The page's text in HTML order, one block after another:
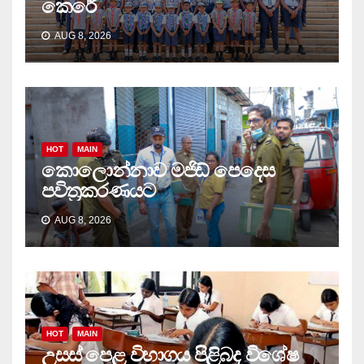
කෙරේ
AUG 8, 2026
HOT MAIN
කොලොන්නාව මජිඩ් පෙදෙස
පවිත්‍රකරණයට
AUG 8, 2026
HOT MAIN
උසස් පෙළ විභාගය පිළිබද විශේෂ